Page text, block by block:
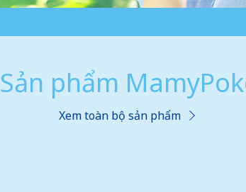
Sản phẩm
Xem toàn bộ sản phẩm